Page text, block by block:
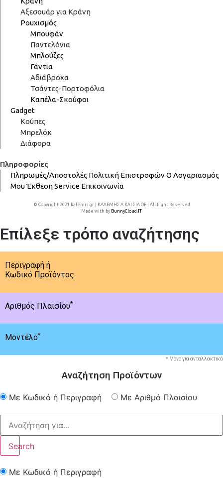
Αξεσουάρ για Κράνη
Ρουχισμός
Μπουφάν
Παντελόνια
Μπλούζες
Γάντια
Αδιάβροχα
Τσάντες-Πορτοφόλια
Καπέλα-Σκούφοι
Gadget
Κούπες
Μπρελόκ
Διάφορα
Πληροφορίες
Πληρωμές/Αποστολές Πολιτική ΕπιστροφώνΟ Λογαριασμός
ΜουΈκθεσηService Επικοινωνία
© Copyright 2021 kalemis.gr | ΚΑΛΕΜΗΣ Α ΚΑΙ ΣΙΑ ΟΕ | All Right Reserved
Made with by BunnyCloud.IT
Επίλεξε τρόπο αναζήτησης
Περιγραφή ή
Κωδικό Προϊόντος
Αριθμός Πλαισίου*
Μοντέλο*
* Μόνο για ανταλλακτικά
Αναζήτηση Προϊόντων
Με Κωδικό ή Περιγραφή Με Αριθμό Πλαισίου
Search
Με Κωδικό ή Περιγραφή